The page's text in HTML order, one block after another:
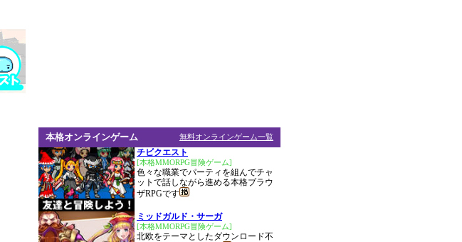
無料オンラインゲーム一覧
本格オンラインゲーム
チビクエスト
[本格MMORPG冒険ゲーム]
色々な職業でパーティを組んでチャ
ットで話しながら進める本格ブラウ
ザRPGです
ミッドガルド・サーガ
[本格MMORPG冒険ゲーム]
北欧をテーマとしたダウンロード不